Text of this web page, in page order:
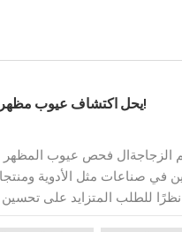
KeyeTech يحل اكتشاف عيوب مظهر الزجاجة بنقرة واحدة فقط!
فحص عيوب المظهر
في صناعات مثل الأدوية
نظرًا للطلب المتزايد على
معايير أعلى لاختبار جودة